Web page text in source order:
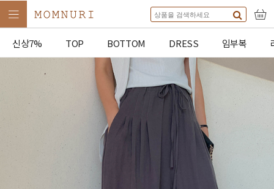
신상7% TOP BOTTOM DRESS 임부복